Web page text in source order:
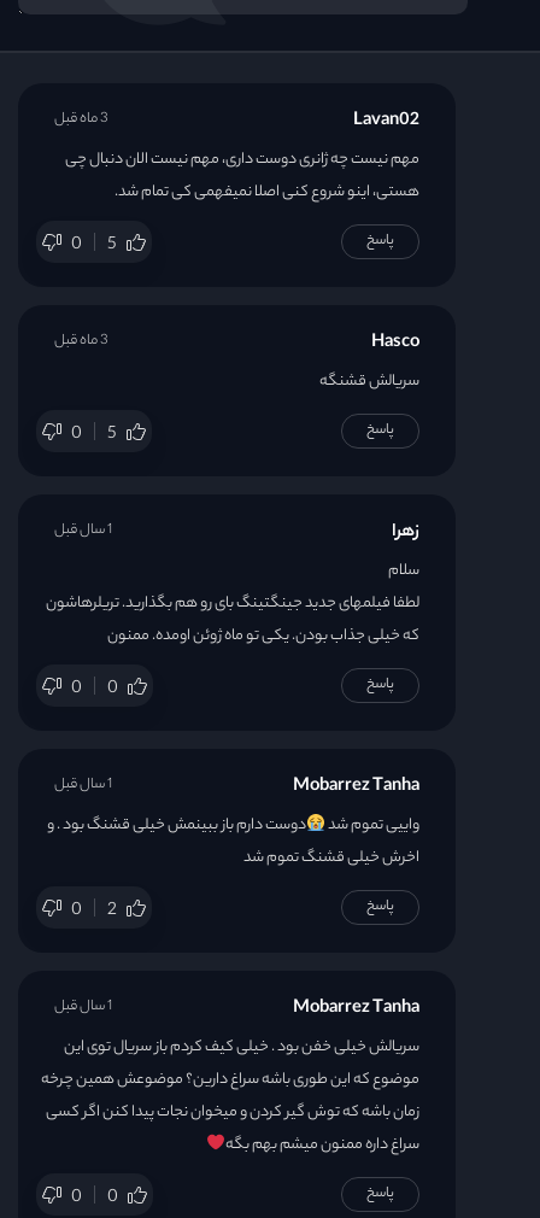
Lavan02
مهم نیست چه ژانری دوست داری، مهم نیست الان دنبال چی
هستی، اینو شروع کنی اصلا نمیفهمی کی تمام شد.
0 5
3 ماه قبل
پاسخ
Hasco
سریالش قشنگه
0 5
3 ماه قبل
پاسخ
زهرا
سلام
لطفا فیلمهای جدید جینگتینگ بای رو هم بگذارید. تریلرهاشون
که خیلی جذاب بودن. یکی تو ماه ژوئن اومده. ممنون
0 0
1 سال قبل
پاسخ
Mobarrez Tanha
واییی تموم شد
دوست دارم باز ببینمش خیلی قشنگ بود . و
اخرش خیلی قشنگ تموم شد
0 2
1 سال قبل
پاسخ
Mobarrez Tanha
سریالش خیلی خفن بود . خیلی کیف کردم باز سریال توی این
موضوع که این طوری باشه سراغ دارین؟ موضوعش همین چرخه
زمان باشه که توش گیر کردن و میخوان نجات پیدا کنن اگر کسی
سراغ داره ممنون میشم بهم بگه
0 0
1 سال قبل
پاسخ